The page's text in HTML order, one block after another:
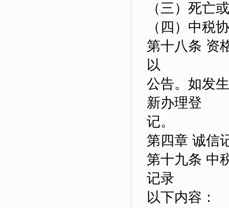
（三）死亡
（四）中税
第十八条 资
以
公告。如发
新办理登
记。
第四章 诚信
第十九条 中
记录
以下内容：